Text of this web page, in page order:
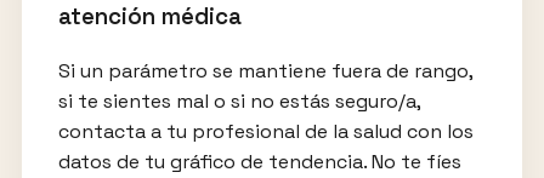
atención médica
Si un parámetro se mantiene fuera de rango,
si te sientes mal o si no estás seguro/a,
contacta a tu profesional de la salud con los
datos de tu gráfico de tendencia. No te fíes